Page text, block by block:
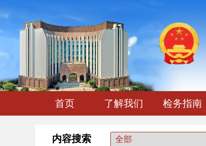
首页 了解我们 检务指南
内容搜索